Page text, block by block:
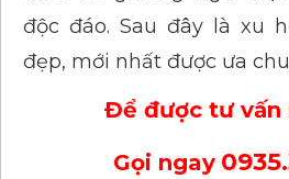
độc đáo. Sau đây là xu
đẹp, mới nhất được ưa
Để được tư vấn
Gọi ngay